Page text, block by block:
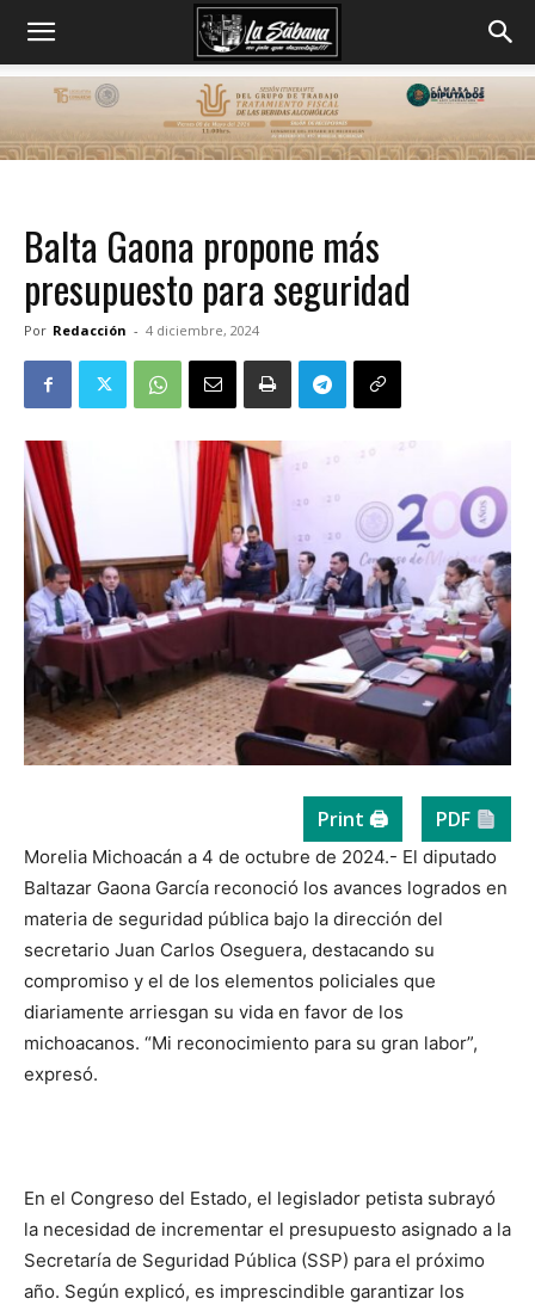
Balta Gaona propone más
presupuesto para seguridad
Por Redacción - 4 diciembre, 2024
Print 🖨 PDF
Morelia Michoacán a 4 de octubre de 2024.- El diputado
Baltazar Gaona García reconoció los avances logrados en
materia de seguridad pública bajo la dirección del
secretario Juan Carlos Oseguera, destacando su
compromiso y el de los elementos policiales que
diariamente arriesgan su vida en favor de los
michoacanos. “Mi reconocimiento para su gran labor”,
expresó.
En el Congreso del Estado, el legislador petista subrayó
la necesidad de incrementar el presupuesto asignado a la
Secretaría de Seguridad Pública (SSP) para el próximo
año. Según explicó, es imprescindible garantizar los